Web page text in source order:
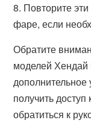
8. Повторите
фаре, если
Обратите
моделей Хендай
дополнительное
получить
обратиться к